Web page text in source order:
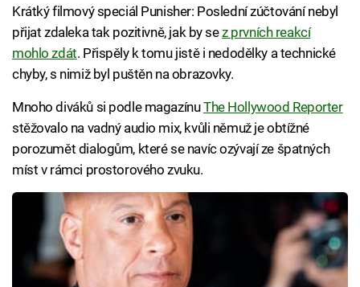
Krátký filmový speciál Punisher: Poslední zúčtování nebyl
přijat zdaleka tak pozitivně, jak by sez prvních reakcí
mohlo zdát. Přispěly k tomu jistě i nedodělky a technické
chyby, s nimiž byl puštěn na obrazovky.
Mnoho diváků si podle magazínuThe Hollywood Reporter
stěžovalo na vadný audio mix, kvůli němuž je obtížné
porozumět dialogům, které se navíc ozývají ze špatných
míst v rámci prostorového zvuku.